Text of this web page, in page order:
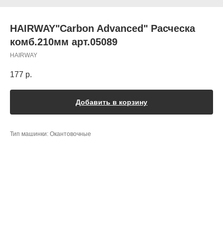
HAIRWAY"Carbon Advanced" Расческа
комб.210мм арт.05089
HAIRWAY
177 р.
Добавить в корзину
Тип машинки: Окантовочные